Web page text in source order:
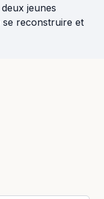
jeunes
se reconstruire et